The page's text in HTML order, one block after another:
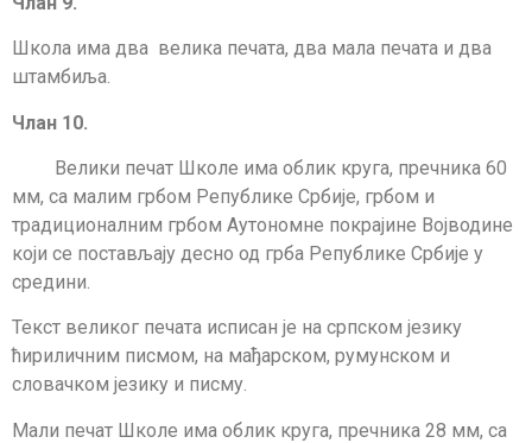
Школа има два велика печата, два мала печата и два
штамбиља.
Члан 10.
Велики печат Школе има облик круга, пречника 60
мм, са малим грбом Републике Србије, грбом и
традиционалним грбом Аутономне покрајине Војводине
који се постављају десно од грба Републике Србије у
средини.
Текст великог печата исписан је на српском језику
ћириличним писмом, на мађарском, румунском и
словачком језику и писму.
Мали печат Школе има облик круга, пречника 28 мм, са